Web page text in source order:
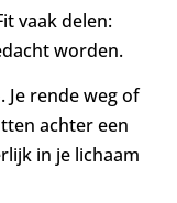
vaak delen:
worden.
Je rende weg of
achter een
in je lichaam